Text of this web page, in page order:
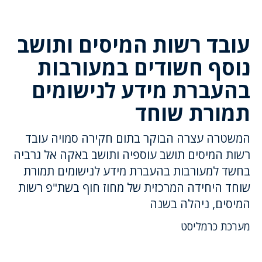
עובד רשות המיסים ותושב
נוסף חשודים במעורבות
בהעברת מידע לנישומים
תמורת שוחד
המשטרה עצרה הבוקר בתום חקירה סמויה עובד
רשות המיסים תושב עוספיה ותושב באקה אל גרביה
בחשד למעורבות בהעברת מידע לנישומים תמורת
שוחד היחידה המרכזית של מחוז חוף בשת"פ רשות
המיסים, ניהלה בשנה
מערכת כרמליסט